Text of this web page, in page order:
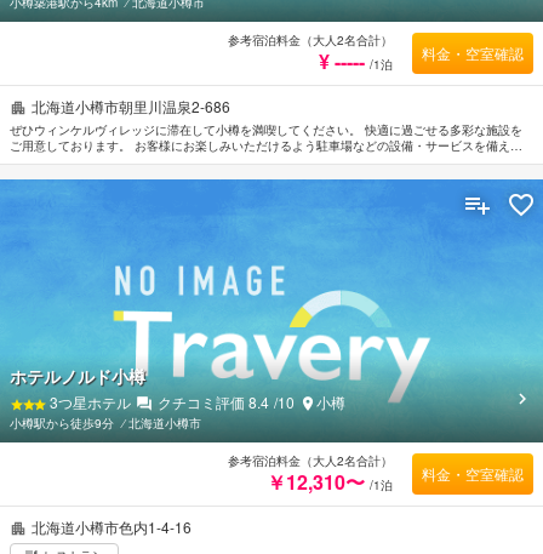
北海道小樽市朝里川温泉2-686
ぜひウィンケルヴィレッジに滞在して小樽を満喫してください。 快適に過ごせる多彩な施設を
ご用意しております。 お客様にお楽しみいただけるよう駐車場などの設備・サービスを備えて
おります。 ルームタイプにより薄型TV, 禁煙ルーム, エアコン, 暖房, バルコニー/テラスなどをご
用意しております。 一日の疲れを癒すためにスパなどの館内設備・サービスをご利用いただけ
ます。 ウィンケルヴィレッジは、小樽観光は大変便利なロケーションに位置しているだけな
参考宿泊料金（大人2名合計）
¥ ----- /1泊
料金・空室確認
北海道小樽市色内1-4-16
ホテルノルド小樽
3つ星ホテル クチコミ評価 8.4 /10 小樽
小樽駅から徒歩9分 ⁄北海道小樽市
参考宿泊料金（大人2名合計）
￥12,310〜 /1泊
料金・空室確認